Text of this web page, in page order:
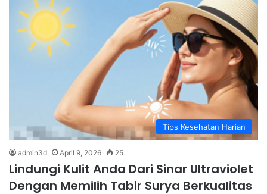
Tips Kesehatan Harian
admin3d April 9, 2026 25
Lindungi Kulit Anda Dari Sinar Ultraviolet
Dengan Memilih Tabir Surya Berkualitas